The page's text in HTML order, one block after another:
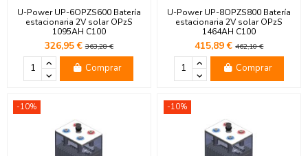
U-Power UP-6OPZS600 Batería
estacionaria 2V solar OPzS
1095AH C100
326,95 €363,28 €
Comprar
U-Power UP-8OPZS800 Batería
estacionaria 2V solar OPzS
1464AH C100
415,89 €462,10 €
Comprar
-10% -10%